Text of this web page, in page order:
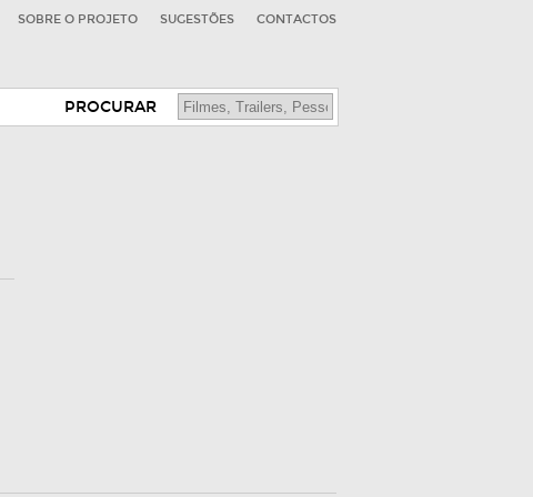
SOBRE O PROJETO SUGESTÕES CONTACTOS
PROCURAR